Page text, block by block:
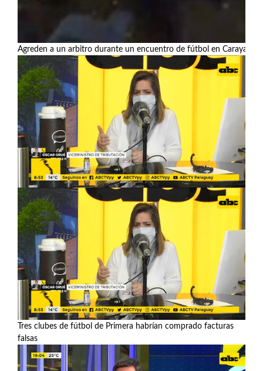
Agreden a un arbitro durante un encuentro de fútbol en Carayaó
Ver más
Tres clubes de fútbol de Primera habrían comprado facturas
falsas
Ver más